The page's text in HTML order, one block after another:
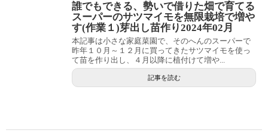
誰でもできる、勢いで借りた畑で育てる
スーパーのサツマイモを無限栽培で増や
す(作業１)芽出し苗作り2024年02月
本記事は小さな家庭菜園で、そのへんのスーパーで
昨年１０月～１２月に買ってきたサツマイモを使っ
て苗を作り出し、４月以降に植付けて増や...
記事を読む